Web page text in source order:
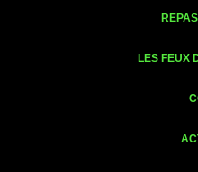
LES FEUX